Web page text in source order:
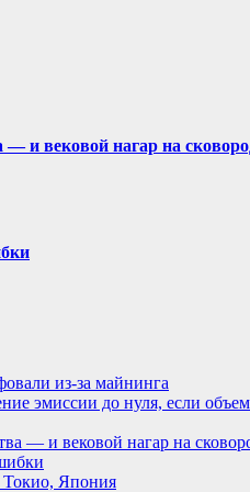
и вековой нагар на
из-за майнинга
эмиссии до нуля, если
— и вековой нагар на
Токио, Япония